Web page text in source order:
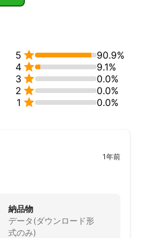
5 
90.9%
4 
9.1%
3 
0.0%
2 
0.0%
1  0.0%
1年前
納品物
データ(ダウンロード形
式のみ)